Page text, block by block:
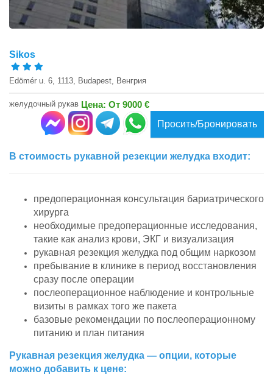
Sikos
Edömér u. 6, 1113, Budapest, Венгрия
желудочный рукав Цена: От 9000 €
Просить/Бронировать
В стоимость рукавной резекции желудка входит:
предоперационная консультация бариатрического
хирурга
необходимые предоперационные исследования,
такие как анализ крови, ЭКГ и визуализация
рукавная резекция желудка под общим наркозом
пребывание в клинике в период восстановления
сразу после операции
послеоперационное наблюдение и контрольные
визиты в рамках того же пакета
базовые рекомендации по послеоперационному
питанию и план питания
Рукавная резекция желудка — опции, которые
можно добавить к цене: